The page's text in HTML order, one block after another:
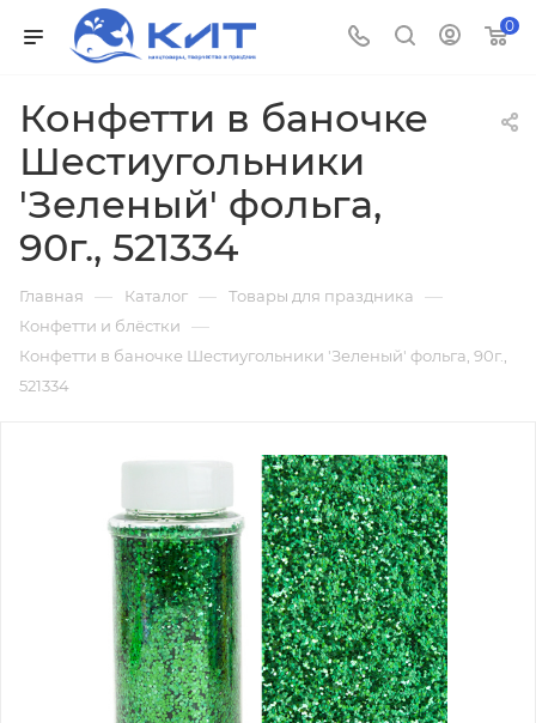
0
Конфетти в баночке
Шестиугольники
'Зеленый' фольга,
90г., 521334
Главная — Каталог — Товары для праздника —
Конфетти и блёстки —
Конфетти в баночке Шестиугольники 'Зеленый' фольга, 90г.,
521334